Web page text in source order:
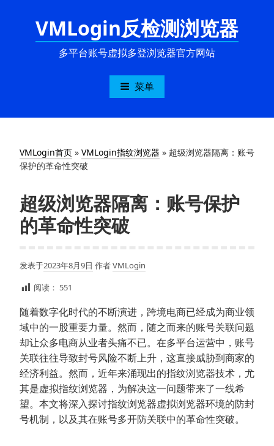
VMLogin反检测浏览器
多平台账号虚拟多登浏览器官方网站
菜单
VMLogin首页 » VMLogin指纹浏览器 » 超级浏览器隔离：账号
保护的革命性突破
超级浏览器隔离：账号保护
的革命性突破
发表于2023年8月9日 作者VMLogin
阅读： 551
随着数字化时代的不断演进，跨境电商已经成为商业领
域中的一股重要力量。然而，随之而来的账号关联问题
却让众多电商从业者头痛不已。在多平台运营中，账号
关联往往导致封号风险不断上升，这直接威胁到商家的
经济利益。然而，近年来涌现出的指纹浏览器技术，尤
其是虚拟指纹浏览器，为解决这一问题带来了一线希
望。本文将深入探讨指纹浏览器虚拟浏览器环境的防封
号机制，以及其在账号多开防关联中的革命性突破。